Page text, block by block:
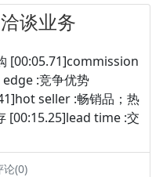
谈业务
[00:05.71]commission
:竞争优势
seller :畅销品；热
[00:15.25]lead time :交
(0)